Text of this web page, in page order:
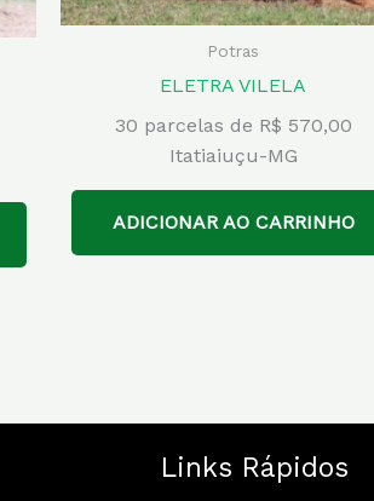
Potras
ELETRA VILELA
30 parcelas de R$ 570,00
Itatiaiuçu-MG
ADICIONAR AO CARRINHO
Links Rápidos